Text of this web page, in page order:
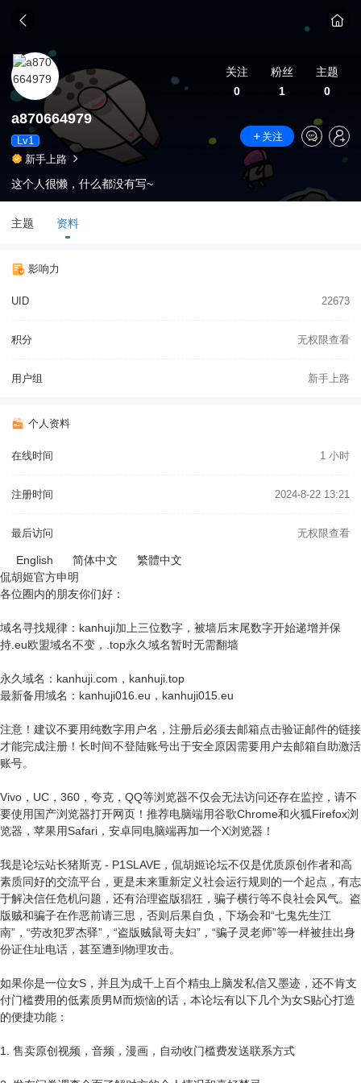
关注
0
粉丝
1
主题
0
a870664979
Lv1
关注
新手上路
这个人很懒，什么都没有写~
主题 资料
影响力
UID 22673
积分 无权限查看
用户组 新手上路
个人资料
在线时间 1 小时
注册时间 2024-8-22 13:21
最后访问 无权限查看
English 简体中文
繁體中文
侃胡姬官方申明
各位圈内的朋友你们好：
域名寻找规律：kanhuji加上三位数字，被墙后末尾数字开始递增并保
持.eu欧盟域名不变，.top永久域名暂时无需翻墙
永久域名：kanhuji.com，kanhuji.top
最新备用域名：kanhuji016.eu，kanhuji015.eu
注意！建议不要用纯数字用户名，注册后必须去邮箱点击验证邮件的链接
才能完成注册！长时间不登陆账号出于安全原因需要用户去邮箱自助激活
账号。
Vivo，UC，360，夸克，QQ等浏览器不仅会无法访问还存在监控，请不
要使用国产浏览器打开网页！推荐电脑端用谷歌Chrome和火狐Firefox浏
览器，苹果用Safari，安卓同电脑端再加一个X浏览器！
我是论坛站长猪斯克 - P1SLAVE，侃胡姬论坛不仅是优质原创作者和高
素质同好的交流平台，更是未来重新定义社会运行规则的一个起点，有志
于解决信任危机问题，还有治理盗版猖狂，骗子横行等不良社会风气。盗
版贼和骗子在作恶前请三思，否则后果自负，下场会和“七鬼先生江
南”，“劳改犯罗杰驿”，“盗版贼鼠哥夫妇”，“骗子灵老师”等一样被挂出身
份证住址电话，甚至遭到物理攻击。
如果你是一位女S，并且为成千上百个精虫上脑发私信又墨迹，还不肯支
付门槛费用的低素质男M而烦恼的话，本论坛有以下几个为女S贴心打造
的便捷功能：
1. 售卖原创视频，音频，漫画，自动收门槛费发送联系方式